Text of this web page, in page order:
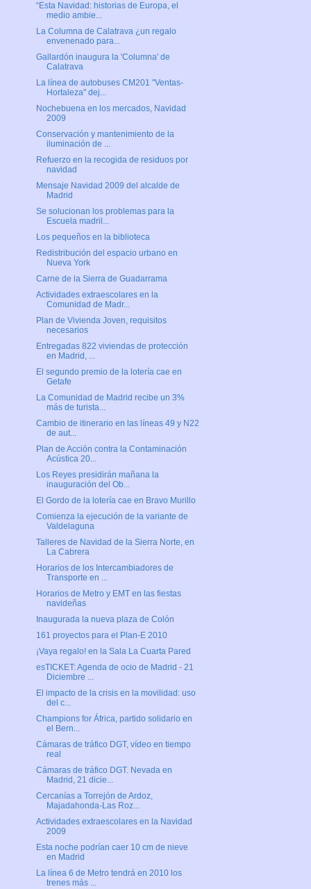
“Esta Navidad: historias de Europa, el
medio ambie...
La Columna de Calatrava ¿un regalo
envenenado para...
Gallardón inaugura la 'Columna' de
Calatrava
La línea de autobuses CM201 "Ventas-
Hortaleza" dej...
Nochebuena en los mercados, Navidad
2009
Conservación y mantenimiento de la
iluminación de ...
Refuerzo en la recogida de residuos por
navidad
Mensaje Navidad 2009 del alcalde de
Madrid
Se solucionan los problemas para la
Escuela madril...
Los pequeños en la biblioteca
Redistribución del espacio urbano en
Nueva York
Carne de la Sierra de Guadarrama
Actividades extraescolares en la
Comunidad de Madr...
Plan de Vivienda Joven, requisitos
necesarios
Entregadas 822 viviendas de protección
en Madrid, ...
El segundo premio de la lotería cae en
Getafe
La Comunidad de Madrid recibe un 3%
más de turista...
Cambio de itinerario en las líneas 49 y N22
de aut...
Plan de Acción contra la Contaminación
Acústica 20...
Los Reyes presidirán mañana la
inauguración del Ob...
El Gordo de la lotería cae en Bravo Murillo
Comienza la ejecución de la variante de
Valdelaguna
Talleres de Navidad de la Sierra Norte, en
La Cabrera
Horarios de los Intercambiadores de
Transporte en ...
Horarios de Metro y EMT en las fiestas
navideñas
Inaugurada la nueva plaza de Colón
161 proyectos para el Plan-E 2010
¡Vaya regalo! en la Sala La Cuarta Pared
esTICKET: Agenda de ocio de Madrid - 21
Diciembre ...
El impacto de la crisis en la movilidad: uso
del c...
Champions for África, partido solidario en
el Bern...
Cámaras de tráfico DGT, vídeo en tiempo
real
Cámaras de tráfico DGT. Nevada en
Madrid, 21 dicie...
Cercanías a Torrejón de Ardoz,
Majadahonda-Las Roz...
Actividades extraescolares en la Navidad
2009
Esta noche podrían caer 10 cm de nieve
en Madrid
La línea 6 de Metro tendrá en 2010 los
trenes más ...